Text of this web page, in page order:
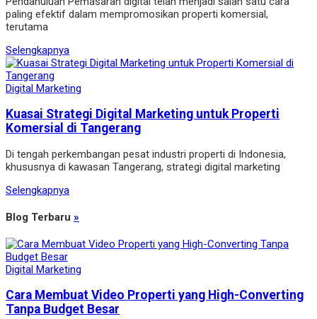
paling efektif dalam mempromosikan properti komersial,
terutama
Selengkapnya
Digital Marketing
Kuasai Strategi Digital Marketing untuk Properti
Komersial di Tangerang
Di tengah perkembangan pesat industri properti di Indonesia,
khususnya di kawasan Tangerang, strategi digital marketing
Selengkapnya
Blog Terbaru »
Digital Marketing
Cara Membuat Video Properti yang High-Converting
Tanpa Budget Besar